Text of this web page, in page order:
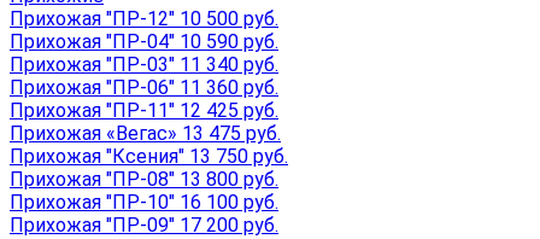
Прихожая "ПР-12" 10 500 руб.
Прихожая "ПР-04" 10 590 руб.
Прихожая "ПР-03" 11 340 руб.
Прихожая "ПР-06" 11 360 руб.
Прихожая "ПР-11" 12 425 руб.
Прихожая «Вегас» 13 475 руб.
Прихожая "Ксения" 13 750 руб.
Прихожая "ПР-08" 13 800 руб.
Прихожая "ПР-10" 16 100 руб.
Прихожая "ПР-09" 17 200 руб.